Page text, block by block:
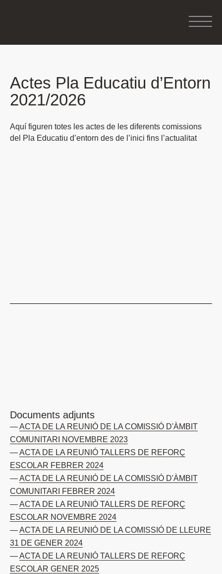
Actes Pla Educatiu d’Entorn
2021/2026
Aquí figuren totes les actes de les diferents comissions
del Pla Educatiu d’entorn des de l’inici fins l’actualitat
Documents adjunts
ACTA DE LA REUNIÓ DE LA COMISSIÓ D'ÀMBIT
COMUNITARI NOVEMBRE 2023
ACTA DE LA REUNIÓ TALLERS DE REFORÇ
ESCOLAR FEBRER 2024
ACTA DE LA REUNIÓ DE LA COMISSIÓ D'ÀMBIT
COMUNITARI FEBRER 2024
ACTA DE LA REUNIÓ TALLERS DE REFORÇ
ESCOLAR NOVEMBRE 2024
ACTA DE LA REUNIÓ DE LA COMISSIÓ DE LLEURE
31 DE GENER 2024
ACTA DE LA REUNIÓ TALLERS DE REFORÇ
ESCOLAR GENER 2025